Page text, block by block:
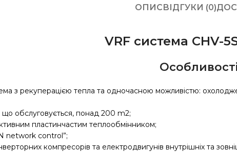
ОПИСВІДГУКИ (0)
VRF система CHV-
з рекуперацією тепла та одночасною можливістю:
обслуговується, понад 200 m2;
пластинчастим теплообмінником;
network control”;
компресорів та електродвигунів внутрішніх та